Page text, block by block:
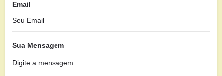
Email
Sua Mensagem